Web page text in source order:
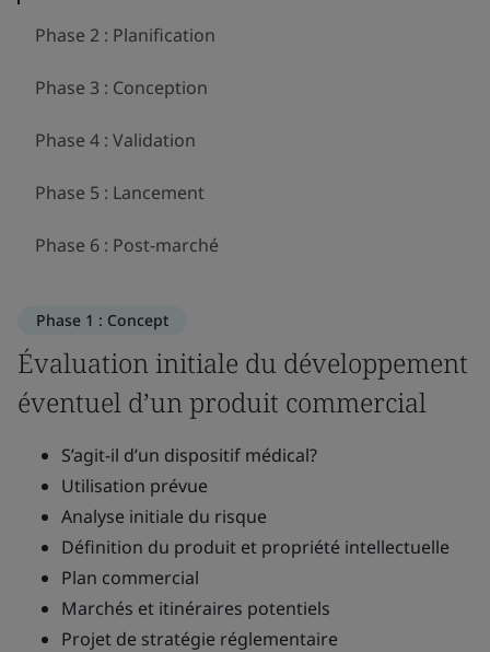
Phase 2 : Planification
Phase 3 : Conception
Phase 4 : Validation
Phase 5 : Lancement
Phase 6 : Post-marché
Phase 1 : Concept
Évaluation initiale du développement
éventuel d’un produit commercial
S’agit-il d’un dispositif médical?
Utilisation prévue
Analyse initiale du risque
Définition du produit et propriété intellectuelle
Plan commercial
Marchés et itinéraires potentiels
Projet de stratégie réglementaire